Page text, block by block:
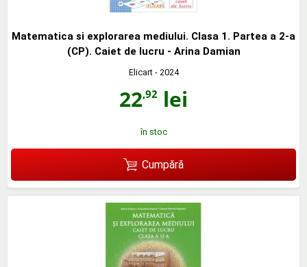
Matematica si explorarea mediului. Clasa 1. Partea a 2-a
(CP). Caiet de lucru - Arina Damian
Elicart- 2024
22,92 lei
în stoc
Cumpără